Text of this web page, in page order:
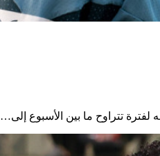
لفترة تتراوح ما بين الأسبوع إلى…